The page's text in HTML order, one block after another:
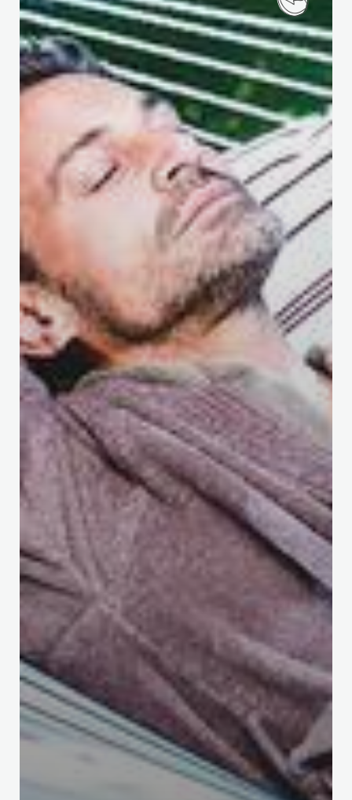
Cari amici del Klosterbräu,
a seguito dell’incendio del 13 aprile 2026, il nostro
Klosterbräu rimarrà chiuso fino a nuovo avviso. I lavori di
ricostruzione necessari sono molto estesi e purtroppo non ci
permetteranno di riaprire per questa stagione estiva.
Riapertura prevista: 1 dicembre 2026.
Le prenotazioni sono già aperte 😊
Tutte le informazioni aggiornate sono disponibili nel dettaglio
, così come aggiornamenti continui
con video e foto della ricostruzione sui nostri canali social:
, , oppure
iscrivendovi
.
PRENOTAZIONI
Se non vedete l’ora, come noi, di vivere la riapertura del
Klosterbräu, potete già prenotare ora la vostra vacanza.
> CLICCA QUI <
Il nostro team reservations è disponibile dal lunedì al venerdì
dalle ore 08:00 alle 16:30:
+43 5212 2621